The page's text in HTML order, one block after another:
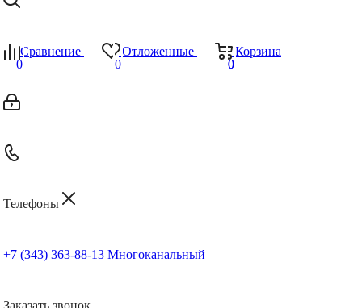
Сравнение
0
Отложенные
0
Корзина
0
0
Телефоны
+7 (343) 363-88-13 Многоканальный
Заказать звонок